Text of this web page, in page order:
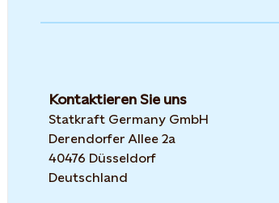
Kontaktieren Sie uns
Statkraft Germany GmbH
Derendorfer Allee 2a
40476 Düsseldorf
Deutschland